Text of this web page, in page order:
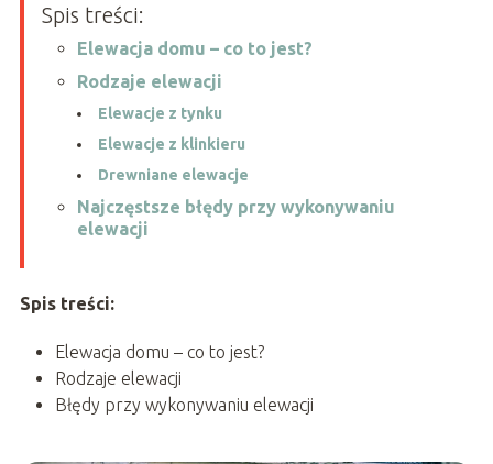
Spis treści:
Elewacja domu – co to jest?
Rodzaje elewacji
Elewacje z tynku
Elewacje z klinkieru
Drewniane elewacje
Najczęstsze błędy przy wykonywaniu
elewacji
Spis treści:
Elewacja domu – co to jest?
Rodzaje elewacji
Błędy przy wykonywaniu elewacji